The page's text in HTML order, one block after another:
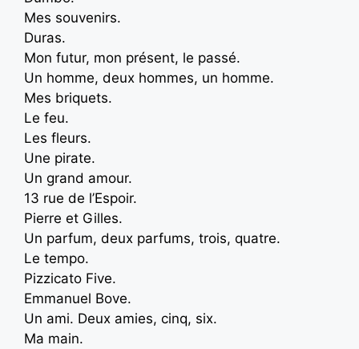
Mes souvenirs.
Duras.
Mon futur, mon présent, le passé.
Un homme, deux hommes, un homme.
Mes briquets.
Le feu.
Les fleurs.
Une pirate.
Un grand amour.
13 rue de l’Espoir.
Pierre et Gilles.
Un parfum, deux parfums, trois, quatre.
Le tempo.
Pizzicato Five.
Emmanuel Bove.
Un ami. Deux amies, cinq, six.
Ma main.